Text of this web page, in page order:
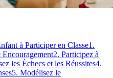
à Participer en Classe1.
2. Participez à
les Échecs et les Réussites4.
5. Modélisez le